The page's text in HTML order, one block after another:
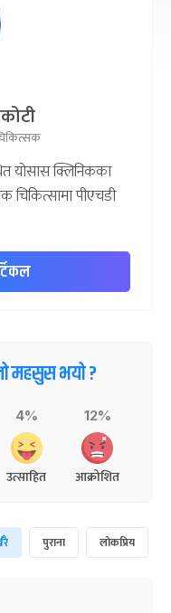
योसास क्लिनिकका
चिकित्सामा पीएचडी
महसुस भयो ?
4%
उत्साहित
12%
आक्रोशित
पुराना लोकप्रिय